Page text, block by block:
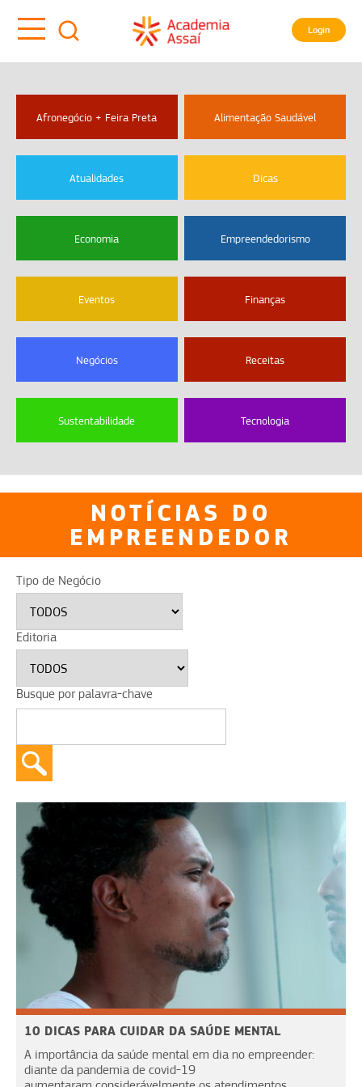
Login
Afronegócio + Feira Preta Alimentação Saudável
Atualidades Dicas
Economia Empreendedorismo
Eventos Finanças
Negócios Receitas
Sustentabilidade Tecnologia
NOTÍCIAS DO
EMPREENDEDOR
Tipo de Negócio
Editoria
Busque por palavra-chave
10 DICAS PARA CUIDAR DA SAÚDE MENTAL
A importância da saúde mental em dia no empreender:
diante da pandemia de covid-19